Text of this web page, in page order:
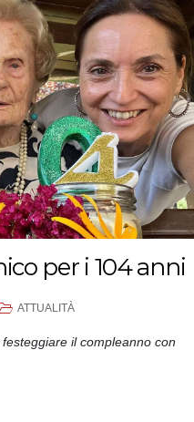
per i 104 anni
ATTUALITÀ
il compleanno con